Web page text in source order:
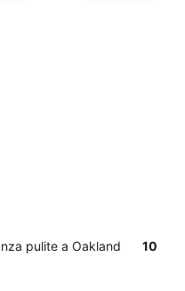
pulite a Oakland 10